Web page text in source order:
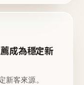
成為穩定新
新客來源。